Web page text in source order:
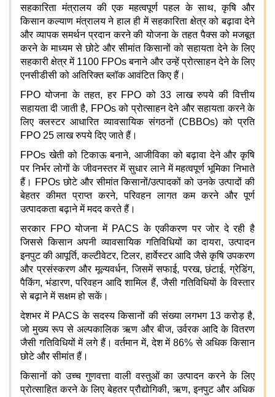
सहकारिता मंत्रालय की एक महत्वपूर्ण पहल के साथ, कृषि और
किसान कल्याण मंत्रालय ने हाल ही में सहकारिता क्षेत्र को बढ़ावा देने
और व्यापक समर्थन प्रदान करने की योजना के तहत पैक्स को मजबूत
करने के माध्यम से छोटे और सीमांत किसानों को सहायता देने के लिए
सहकारी क्षेत्र में 1100 FPOs बनाने और उन्हें प्रोत्साहन देने के लिए
एनसीडीसी को अतिरिक्त ब्लॉक आवंटित किए हैं।
FPO योजना के तहत, हर FPO को 33 लाख रुपये की वित्तीय
सहायता दी जाती है, FPOs को प्रोत्साहन देने और सहायता करने के
लिए क्लस्टर आधारित व्यावसायिक संगठनों (CBBOs) को प्रति
FPO 25 लाख रुपये दिए जाते हैं।
FPOs खेती को टिकाऊ बनाने, आजीविका को बढ़ावा देने और कृषि
पर निर्भर लोगों के जीवनस्तर में सुधार लाने में महत्वपूर्ण भूमिका निभाते
हैं। FPOs छोटे और सीमांत किसानों/उत्पादकों को उनके उत्पादों की
बेहतर कीमत प्राप्त करने, परिवहन लागत कम करने और पूर्ण
उत्पादकता बढ़ाने में मदद करते हैं।
सरकार FPO योजना में PACS के एकीकरण पर जोर दे रही है
जिससे किसान अपनी व्यावसायिक गतिविधियों का दायरा, उत्पादन
इनपुट की आपूर्ति, कल्टीवेटर, टिलर, हार्वेस्टर आदि जैसे कृषि उपकरण
और प्रसंस्करण और मूल्यवर्धन, जिसमें सफाई, परख, छंटाई, ग्रेडिंग,
पैकिंग, भंडारण, परिवहन आदि शामिल हैं, जैसी गतिविधियों के विस्तार
से बढ़ाने में सक्षम हो सकें।
देशभर में PACS के सदस्य किसानों की संख्या लगभग 13 करोड़ है,
जो मुख्य रूप से अल्पकालिक ऋण और बीज, उर्वरक आदि के वितरण
जैसी गतिविधियों में लगे हैं। वर्तमान में, देश में 86% से अधिक किसान
छोटे और सीमांत हैं।
किसानों को उच्च गुणवत्ता वाली वस्तुओं का उत्पादन करने के लिए
प्रोत्साहित करने के लिए बेहतर प्रौद्योगिकी, ऋण, इनपुट और अधिक